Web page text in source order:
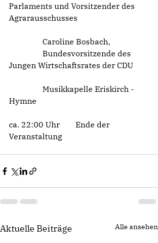
Parlaments und Vorsitzender des
Agrarausschusses
Caroline Bosbach,
Bundesvorsitzende des
Jungen Wirtschaftsrates der CDU
Musikkapelle Eriskirch -
Hymne
ca. 22:00 Uhr        Ende der
Veranstaltung
Aktuelle Beiträge Alle ansehen